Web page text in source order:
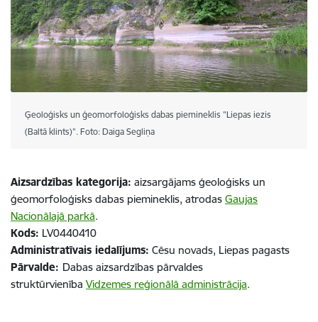
Ģeoloģisks un ģeomorfoloģisks dabas piemineklis "Liepas iezis
(Baltā klints)". Foto: Daiga Segliņa
Aizsardzības kategorija: aizsargājams ģeoloģisks un
ģeomorfoloģisks dabas piemineklis, atrodas Gaujas
Nacionālajā parkā.
Kods: LV0440410
Administratīvais iedalījums: Cēsu novads, Liepas pagasts
Pārvalde: Dabas aizsardzības pārvaldes
struktūrvienība Vidzemes reģionālā administrācija.